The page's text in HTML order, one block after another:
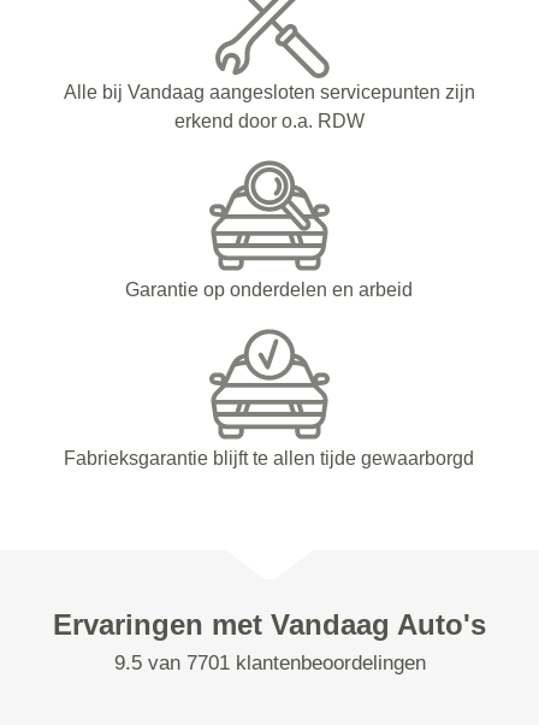
Alle bij Vandaag aangesloten servicepunten zijn
erkend door o.a. RDW
Garantie op onderdelen en arbeid
Fabrieksgarantie blijft te allen tijde gewaarborgd
Ervaringen met Vandaag Auto's
9.5 van 7701 klantenbeoordelingen